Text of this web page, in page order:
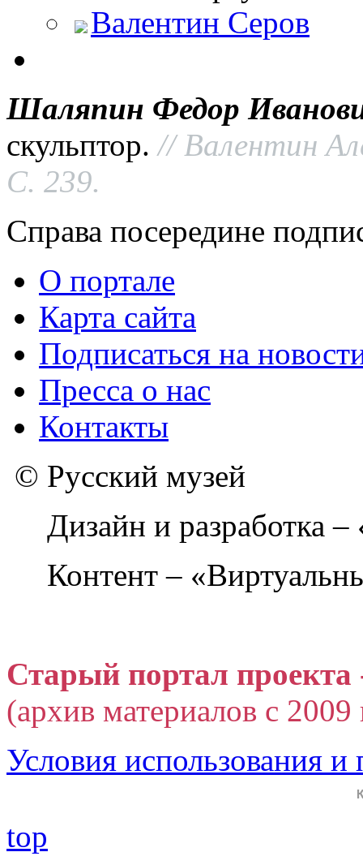
Валентин Серов
Шаляпин Федор
скульптор.// Валентин
С. 239.
Справа посередине
О портале
Карта сайта
Подписаться на
Пресса о нас
Контакты
© Русский музей
Дизайн и разработка
Контент –
Старый портал
(архив материалов с
Условия использования
top